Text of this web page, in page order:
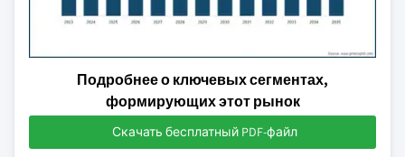
Подробнее о ключевых сегментах,
формирующих этот рынок
Скачать бесплатный PDF-файл